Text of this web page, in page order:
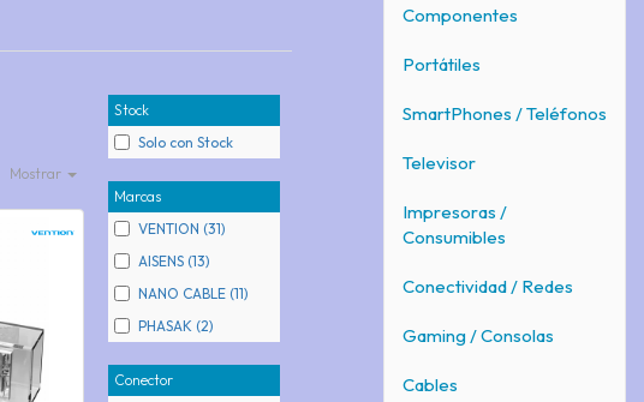
Componentes
Portátiles
SmartPhones / Teléfonos
Televisor
Impresoras /
Consumibles
Conectividad / Redes
Gaming / Consolas
Cables
Stock
Solo con Stock
Marcas
VENTION (31)
AISENS (13)
NANO CABLE (11)
PHASAK (2)
Conector
Mostrar